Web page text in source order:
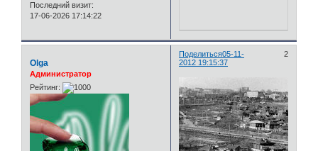
Последний визит:
17-06-2026 17:14:22
Поделиться 2
05-11-
2012 19:15:37
Olga
Администратор
Рейтинг: